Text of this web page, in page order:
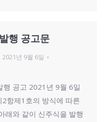
행 공고문
2021년 9월 6일
행 공고 2021년 9월 6일
항제1호의 방식에 따른
래와 같이 신주식을 발행